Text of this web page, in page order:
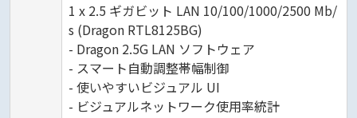
1 x 2.5 ギガビット LAN 10/100/1000/2500 Mb/
s (Dragon RTL8125BG)
- Dragon 2.5G LAN ソフトウェア
- スマート自動調整帯幅制御
- 使いやすいビジュアル UI
- ビジュアルネットワーク使用率統計